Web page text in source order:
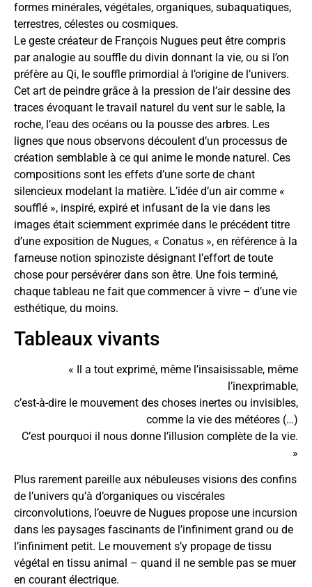
formes minérales, végétales, organiques, subaquatiques,
terrestres, célestes ou cosmiques.
Le geste créateur de François Nugues peut être compris
par analogie au souffle du divin donnant la vie, ou si l’on
préfère au Qi, le souffle primordial à l’origine de l’univers.
Cet art de peindre grâce à la pression de l’air dessine des
traces évoquant le travail naturel du vent sur le sable, la
roche, l’eau des océans ou la pousse des arbres. Les
lignes que nous observons découlent d’un processus de
création semblable à ce qui anime le monde naturel. Ces
compositions sont les effets d’une sorte de chant
silencieux modelant la matière. L’idée d’un air comme «
soufflé », inspiré, expiré et infusant de la vie dans les
images était sciemment exprimée dans le précédent titre
d’une exposition de Nugues, « Conatus », en référence à la
fameuse notion spinoziste désignant l’effort de toute
chose pour persévérer dans son être. Une fois terminé,
chaque tableau ne fait que commencer à vivre – d’une vie
esthétique, du moins.
Tableaux vivants
« Il a tout exprimé, même l’insaisissable, même
l’inexprimable,
c’est-à-dire le mouvement des choses inertes ou invisibles,
comme la vie des météores (…)
C’est pourquoi il nous donne l’illusion complète de la vie.
»
Plus rarement pareille aux nébuleuses visions des confins
de l’univers qu’à d’organiques ou viscérales
circonvolutions, l’oeuvre de Nugues propose une incursion
dans les paysages fascinants de l’infiniment grand ou de
l’infiniment petit. Le mouvement s’y propage de tissu
végétal en tissu animal – quand il ne semble pas se muer
en courant électrique.